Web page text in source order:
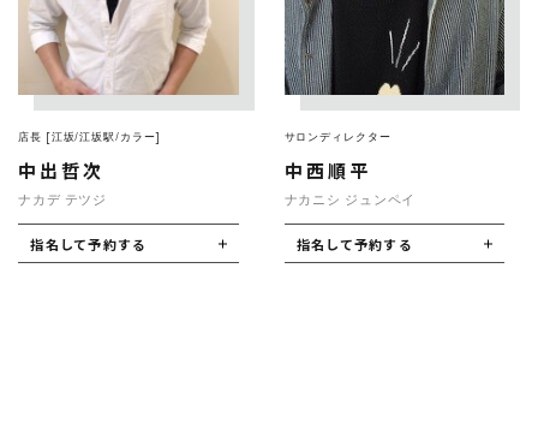
店長 [江坂/江坂駅/カラー]
中出哲次
ナカデ テツジ
指名して予約する
サロンディレクター
中西順平
ナカニシ ジュンペイ
指名して予約する